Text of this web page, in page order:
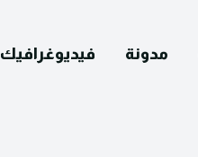
فيديوغرافيك مدونة